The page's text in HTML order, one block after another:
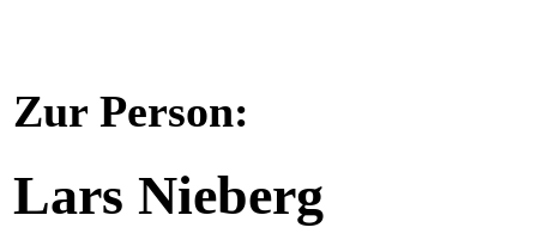
Zur Person:
Lars Nieberg